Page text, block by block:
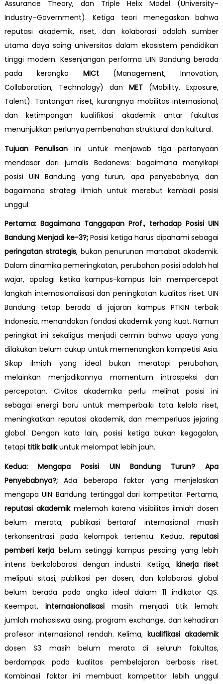
Assurance Theory, dan Triple Helix Model (University–
Industry–Government). Ketiga teori menegaskan bahwa
reputasi akademik, riset, dan kolaborasi adalah sumber
utama daya saing universitas dalam ekosistem pendidikan
tinggi modern. Kesenjangan performa UIN Bandung berada
pada kerangka MICt(Management, Innovation,
Collaboration, Technology) danMET (Mobility, Exposure,
Talent). Tantangan riset, kurangnya mobilitas internasional,
dan ketimpangan kualifikasi akademik antar fakultas
menunjukkan perlunya pembenahan struktural dan kultural.
Tujuan Penulisan ini untuk menjawab tiga pertanyaan
mendasar dari jurnalis Bedanews: bagaimana menyikapi
posisi UIN Bandung yang turun, apa penyebabnya, dan
bagaimana strategi ilmiah untuk merebut kembali posisi
unggul:
Pertama: Bagaimana Tanggapan Prof., terhadap Posisi UIN
Bandung Menjadi ke-3?;Posisi ketiga harus dipahami sebagai
peringatan strategis, bukan penurunan martabat akademik.
Dalam dinamika pemeringkatan, perubahan posisi adalah hal
wajar, apalagi ketika kampus-kampus lain mempercepat
langkah internasionalisasi dan peningkatan kualitas riset. UIN
Bandung tetap berada di jajaran kampus PTKIN terbaik
Indonesia, menandakan fondasi akademik yang kuat. Namun
peringkat ini sekaligus menjadi cermin bahwa upaya yang
dilakukan belum cukup untuk memenangkan kompetisi Asia.
Sikap ilmiah yang ideal bukan meratapi perubahan,
melainkan menjadikannya momentum introspeksi dan
percepatan. Civitas akademika perlu melihat posisi ini
sebagai energi baru untuk memperbaiki tata kelola riset,
meningkatkan reputasi akademik, dan memperluas jejaring
global. Dengan kata lain, posisi ketiga bukan kegagalan,
tetapi titik balikuntuk melompat lebih jauh.
Kedua:
Mengapa Posisi UIN Bandung Turun? Apa
Penyebabnya?;Ada beberapa faktor yang menjelaskan
mengapa UIN Bandung tertinggal dari kompetitor. Pertama,
reputasi akademikmelemah karena visibilitas ilmiah dosen
belum merata; publikasi bertaraf internasional masih
terkonsentrasi pada kelompok tertentu. Kedua,reputasi
pemberi kerja belum setinggi kampus pesaing yang lebih
intens berkolaborasi dengan industri. Ketiga, kinerja riset
meliputi sitasi, publikasi per dosen, dan kolaborasi global
belum berada pada angka ideal dalam 11 indikator QS.
Keempat, internasionalisasimasih menjadi titik lemah:
jumlah mahasiswa asing, program exchange, dan kehadiran
profesor internasional rendah. Kelima,kualifikasi akademik
dosen S3 masih belum merata di seluruh fakultas,
berdampak pada kualitas pembelajaran berbasis riset.
Kombinasi faktor ini membuat kompetitor lebih unggul